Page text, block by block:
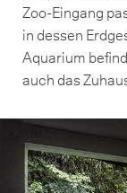
Zoo-Eingang
in dessen
Aquarium
auch das